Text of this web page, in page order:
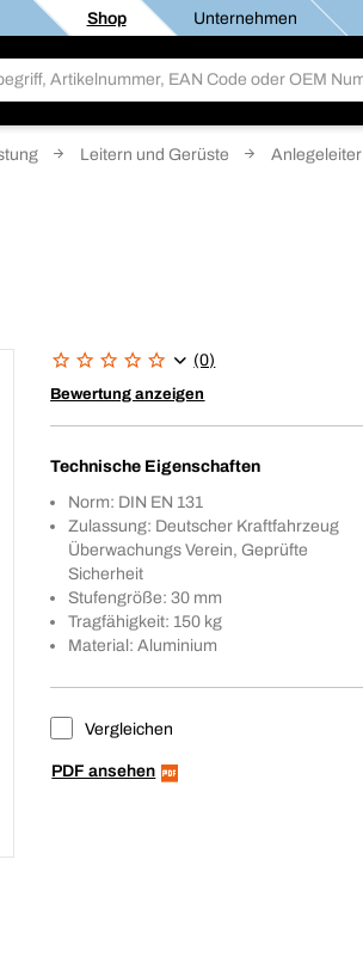
Shop Unternehmen
Leitern und Gerüste Anlegeleiter
(0)
Bewertung anzeigen
Technische Eigenschaften
Norm: DIN EN 131
Zulassung: Deutscher Kraftfahrzeug
Überwachungs Verein, Geprüfte
Sicherheit
Stufengröße: 30 mm
Tragfähigkeit: 150 kg
Material: Aluminium
Vergleichen
PDF ansehen